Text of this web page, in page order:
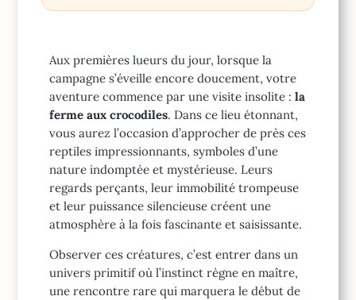
Aux premières lueurs du jour, lorsque la
campagne s’éveille encore doucement, votre
aventure commence par une visite insolite :la
ferme aux crocodiles. Dans ce lieu étonnant,
vous aurez l’occasion d’approcher de près ces
reptiles impressionnants, symboles d’une
nature indomptée et mystérieuse. Leurs
regards perçants, leur immobilité trompeuse
et leur puissance silencieuse créent une
atmosphère à la fois fascinante et saisissante.
Observer ces créatures, c’est entrer dans un
univers primitif où l’instinct règne en maître,
une rencontre rare qui marquera le début de